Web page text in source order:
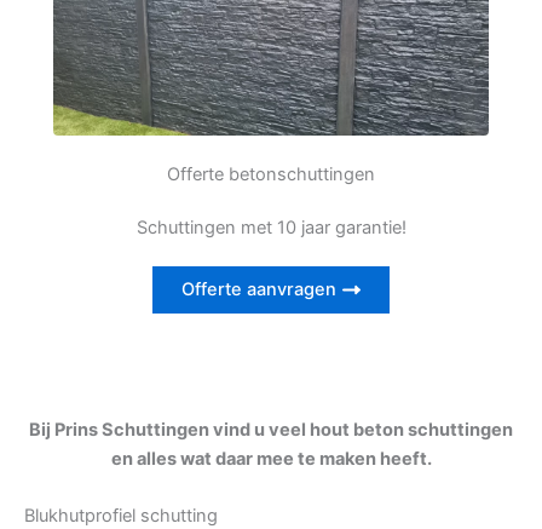
Offerte betonschuttingen
Schuttingen met 10 jaar garantie!
Offerte aanvragen
Bij Prins Schuttingen vind u veel hout beton schuttingen
en alles wat daar mee te maken heeft.
Blukhutprofiel schutting